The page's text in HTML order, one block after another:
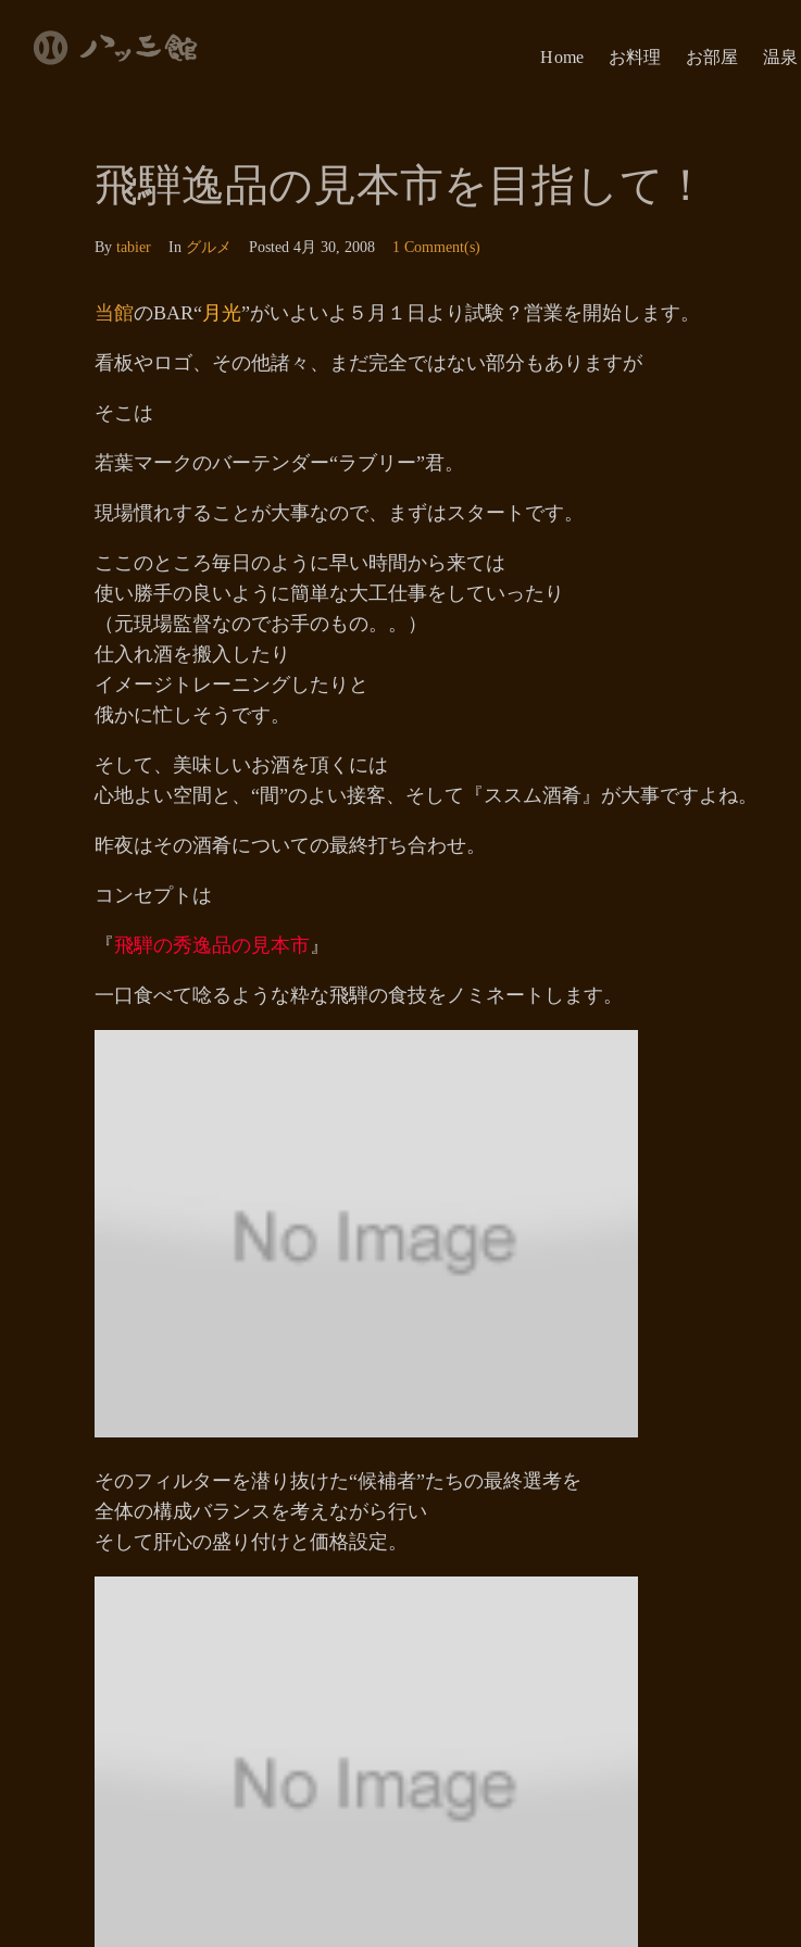
Home お料理 お部屋 温泉
飛騨逸品の見本市を目指して！
By tabier In グルメ Posted 4月 30, 2008 1 Comment(s)
当館のBAR“月光”がいよいよ５月１日より試験？営業を開始します。
看板やロゴ、その他諸々、まだ完全ではない部分もありますが
そこは
若葉マークのバーテンダー“ラブリー”君。
現場慣れすることが大事なので、まずはスタートです。
ここのところ毎日のように早い時間から来ては
使い勝手の良いように簡単な大工仕事をしていったり
（元現場監督なのでお手のもの。。）
仕入れ酒を搬入したり
イメージトレーニングしたりと
俄かに忙しそうです。
そして、美味しいお酒を頂くには
心地よい空間と、“間”のよい接客、そして『ススム酒肴』が大事ですよね。
昨夜はその酒肴についての最終打ち合わせ。
コンセプトは
『飛騨の秀逸品の見本市』
一口食べて唸るような粋な飛騨の食技をノミネートします。
そのフィルターを潜り抜けた“候補者”たちの最終選考を
全体の構成バランスを考えながら行い
そして肝心の盛り付けと価格設定。